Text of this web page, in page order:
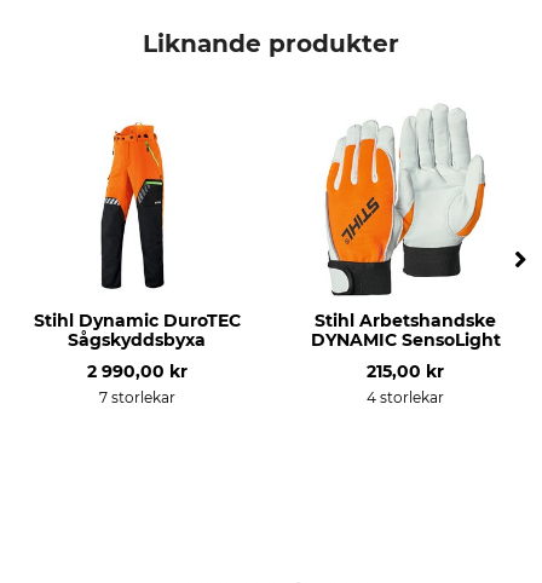
Liknande produkter
Stihl Dynamic DuroTEC
Sågskyddsbyxa
2 990,00 kr
7 storlekar
Stihl Arbetshandske
DYNAMIC SensoLight
215,00 kr
4 storlekar